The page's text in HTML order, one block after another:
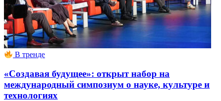
В тренде
«Создавая будущее»: открыт набор на
международный симпозиум о науке, культуре и
технологиях